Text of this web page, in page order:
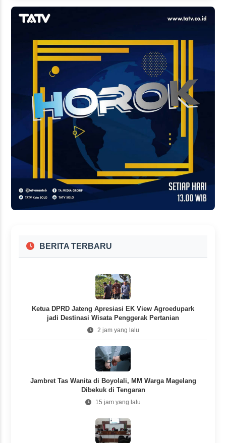
BERITA TERBARU
Ketua DPRD Jateng Apresiasi EK View Agroedupark
jadi Destinasi Wisata Penggerak Pertanian
2 jam yang lalu
Jambret Tas Wanita di Boyolali, MM Warga Magelang
Dibekuk di Tengaran
15 jam yang lalu